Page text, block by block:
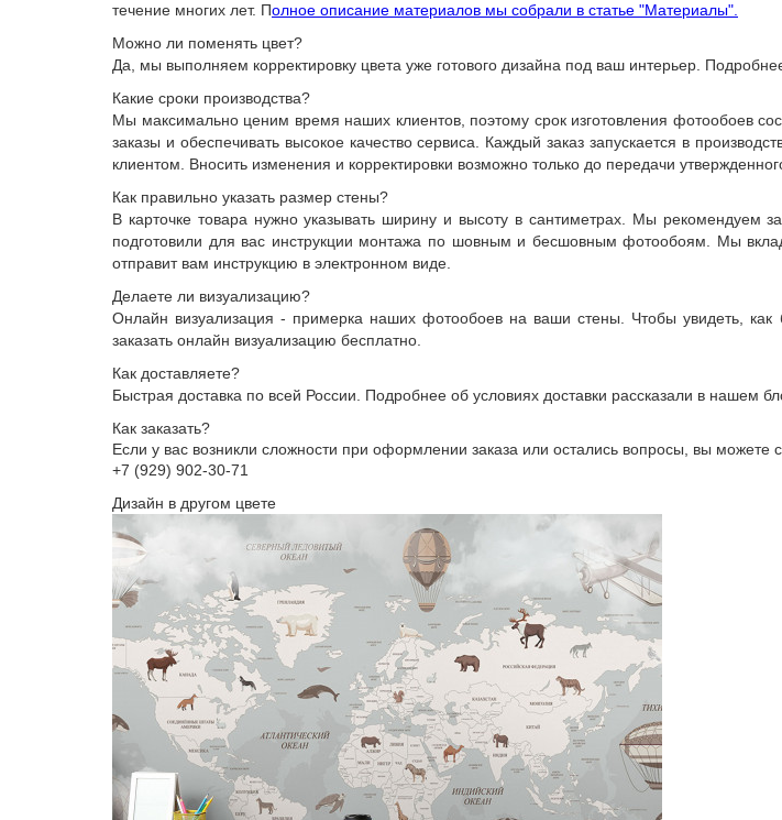
течение многих лет. Полное описание материалов мы собрали в статье "Материалы".
Можно ли поменять цвет?
Да, мы выполняем корректировку цвета уже готового дизайна под ваш интерьер.
Какие сроки производства?
Мы максимально ценим время наших клиентов, поэтому срок изготовления фотообоев
заказы и обеспечивать высокое качество сервиса. Каждый заказ запускается в
клиентом. Вносить изменения и корректировки возможно только до передачи
Как правильно указать размер стены?
В карточке товара нужно указывать ширину и высоту в сантиметрах. Мы рекомендуем
подготовили для вас инструкции монтажа по шовным и бесшовным фотообоям. Мы
отправит вам инструкцию в электронном виде.
Делаете ли визуализацию?
Онлайн визуализация - примерка наших фотообоев на ваши стены. Чтобы увидеть,
заказать онлайн визуализацию бесплатно.
Как доставляете?
Быстрая доставка по всей России. Подробнее об условиях доставки рассказали в нашем
Как заказать?
Если у вас возникли сложности при оформлении заказа или остались вопросы, вы
+7 (929) 902-30-71
Дизайн в другом цвете